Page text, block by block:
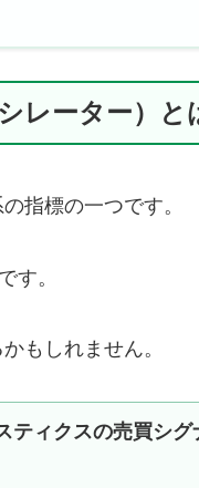
レーター）と
指標の一つです。
す。
もしれません。
ティクスの売買シ